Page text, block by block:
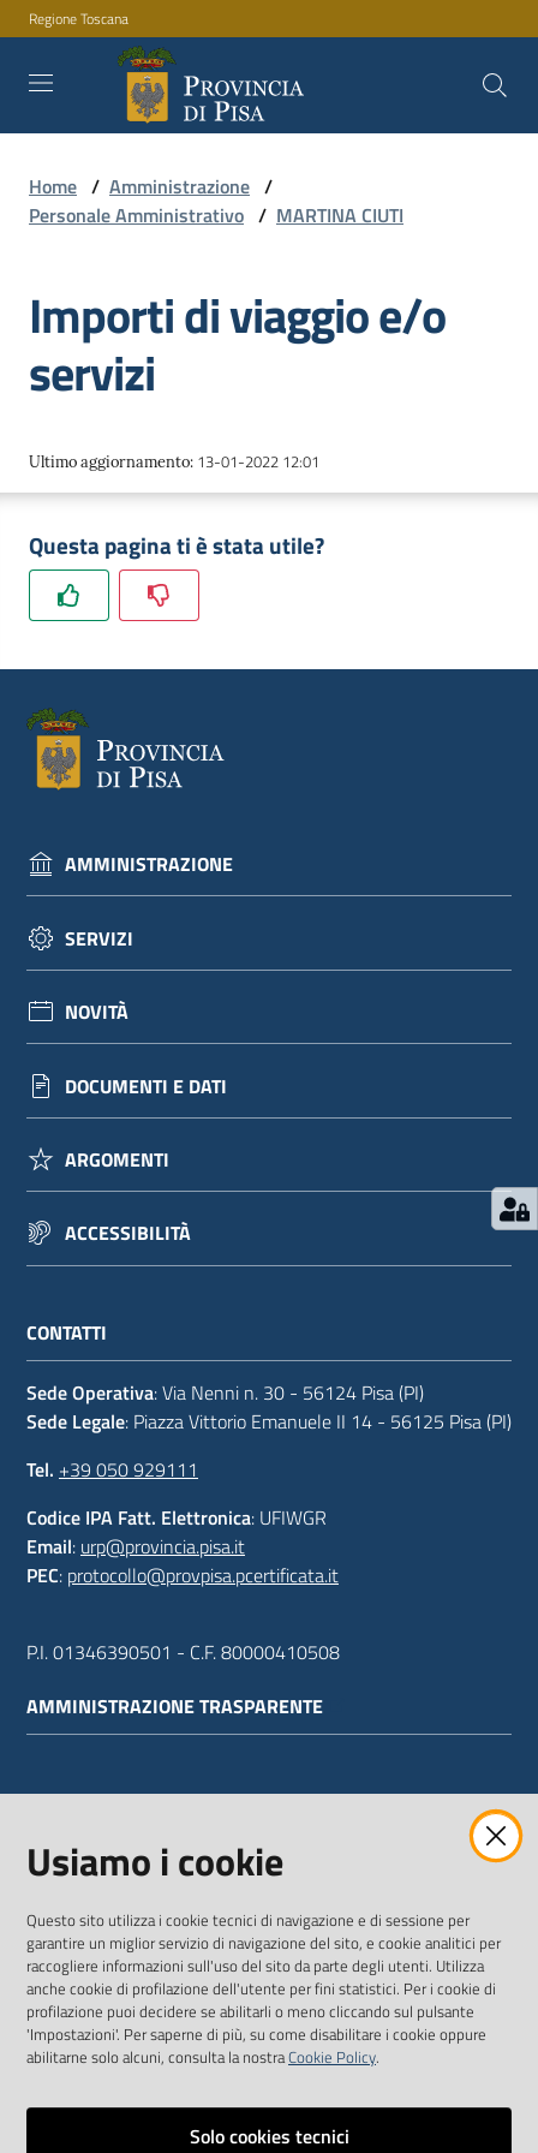
Vai al contenuto
Vai alla navigazione
Vai al footer
Regione Toscana
Amministrazione
Servizi
Novità
Documenti
dati
Argomenti
su
Home / Amministrazione /
Personale Amministrativo / MARTINA CIUTI
Importi di viaggio e/o
servizi
Ultimo aggiornamento: 13-01-2022 12:01
Questa pagina ti è stata utile?
AMMINISTRAZIONE
SERVIZI
NOVITÀ
DOCUMENTI E DATI
ARGOMENTI
ACCESSIBILITÀ
CONTATTI
Sede Operativa: Via Nenni n. 30 - 56124 Pisa (PI)
Sede Legale: Piazza Vittorio Emanuele II 14 - 56125 Pisa (PI)
Tel. +39 050 929111
Codice IPA Fatt. Elettronica: UFIWGR
Email: urp@provincia.pisa.it
PEC: protocollo@provpisa.pcertificata.it
P.I. 01346390501 - C.F. 80000410508
AMMINISTRAZIONE TRASPARENTE
SEGUICI SU
TwitterFacebookYoutube
Usiamo i cookie
Questo sito utilizza i cookie tecnici di navigazione e di sessione per
garantire un miglior servizio di navigazione del sito, e cookie analitici per
raccogliere informazioni sull'uso del sito da parte degli utenti. Utilizza
anche cookie di profilazione dell'utente per fini statistici. Per i cookie di
profilazione puoi decidere se abilitarli o meno cliccando sul pulsante
'Impostazioni'. Per saperne di più, su come disabilitare i cookie oppure
abilitarne solo alcuni, consulta la nostraCookie Policy.
Solo cookies tecnici